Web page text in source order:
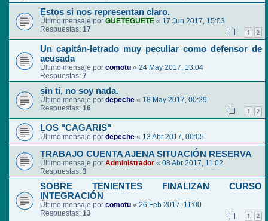
Estos si nos representan claro.
Último mensaje por GUETEGUETE « 17 Jun 2017, 15:03
Respuestas: 17 1 2
Un capitán-letrado muy peculiar como defensor de
acusada
Último mensaje por comotu « 24 May 2017, 13:04
Respuestas: 7
sin ti, no soy nada.
Último mensaje por depeche « 18 May 2017, 00:29
Respuestas: 16 1 2
LOS "CAGARIS"
Último mensaje por depeche « 13 Abr 2017, 00:05
TRABAJO CUENTA AJENA SITUACIÓN RESERVA
Último mensaje por Administrador « 08 Abr 2017, 11:02
Respuestas: 3
SOBRE TENIENTES FINALIZAN CURSO
INTEGRACIÓN
Último mensaje por comotu « 26 Feb 2017, 11:00
Respuestas: 13 1 2